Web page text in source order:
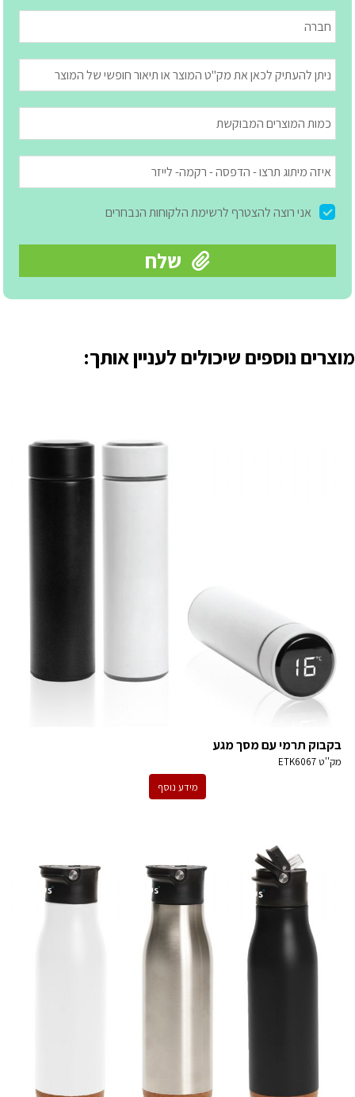
מוצרים נוספים שיכולים לעניין אותך:
בקבוק תרמי עם מסך מגע
מק''טETK6067
מידע נוסף